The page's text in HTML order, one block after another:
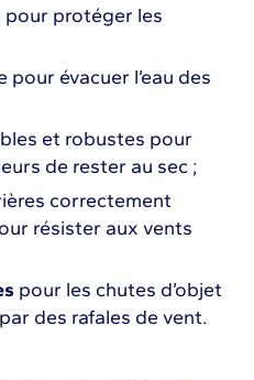
pour protéger les
évacuer l’eau des
et robustes pour
de rester au sec ;
correctement
résister aux vents
pour les chutes d’objet
des rafales de vent.